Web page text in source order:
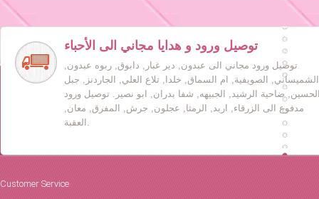
توصيل ورود و هدايا مجاني الى الأحباء
توصيل ورود مجاني الى عبدون, دير غبار, دابوق, ربوه عبدون,
الشميساني, الصويفية, ام السماق, خلدا, تلاع العلي, الجاردنز, جبل
ضاحية الرشيد, الجبيهه, شفا بدران, ابو نصير. توصيل ورود
مدفوع الى الزرقاء, اربد, الرمثا, عجلون, جرش, المفرق, معان,
Customer Service